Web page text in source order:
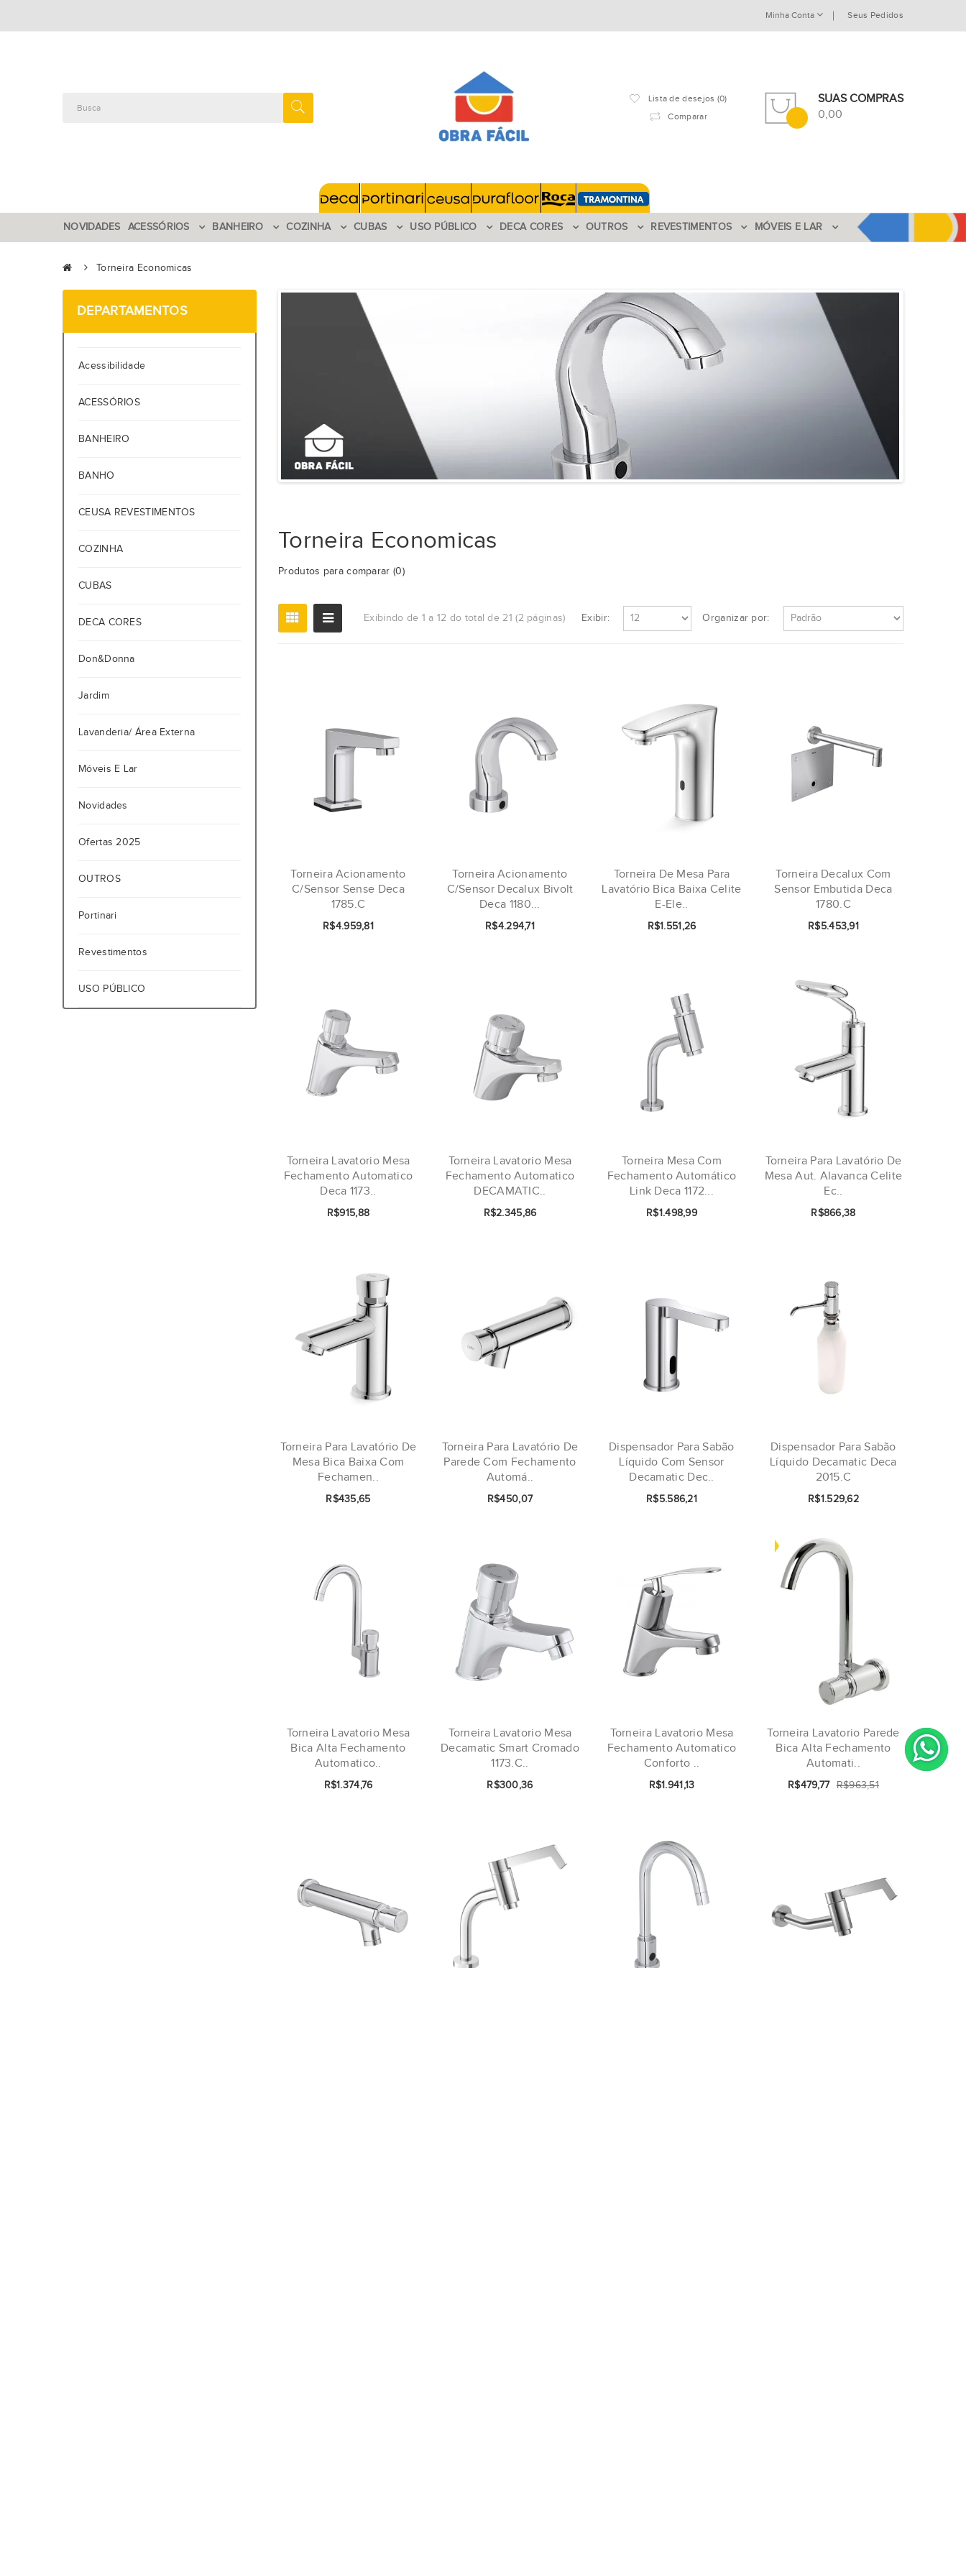
Minha Conta Seus Pedidos
Lista de desejos (0)
Comparar
SUAS COMPRAS
0,00
NOVIDADES ACESSÓRIOS BANHEIRO COZINHA CUBAS USO PÚBLICO DECA CORES OUTROS REVESTIMENTOS MÓVEIS E LAR
Torneira Economicas
DEPARTAMENTOS
Acessibilidade
ACESSÓRIOS
BANHEIRO
BANHO
CEUSA REVESTIMENTOS
COZINHA
CUBAS
DECA CORES
Don&Donna
Jardim
Lavanderia/ Área Externa
Móveis E Lar
Novidades
Ofertas 2025
OUTROS
Portinari
Revestimentos
USO PÚBLICO
Torneira Economicas
Produtos para comparar (0)
Exibindo de 1 a 12 do total de 21 (2 páginas) Organizar por:
Exibir:
Torneira Acionamento
C/Sensor Sense Deca
1785.C
R$4.959,81
Torneira Acionamento
C/Sensor Decalux Bivolt
Deca 1180...
R$4.294,71
Torneira De Mesa Para
Lavatório Bica Baixa Celite
E-Ele..
R$1.551,26
Torneira Decalux Com
Sensor Embutida Deca
1780.C
R$5.453,91
Torneira Lavatorio Mesa
Fechamento Automatico
Deca 1173..
R$915,88
Torneira Lavatorio Mesa
Fechamento Automatico
DECAMATIC..
R$2.345,86
Torneira Mesa Com
Fechamento Automático
Link Deca 1172...
R$1.498,99
Torneira Para Lavatório De
Mesa Aut. Alavanca Celite
Ec..
R$866,38
Torneira Para Lavatório De
Mesa Bica Baixa Com
Fechamen..
R$435,65
Torneira Para Lavatório De
Parede Com Fechamento
Automá..
R$450,07
Dispensador Para Sabão
Líquido Com Sensor
Decamatic Dec..
R$5.586,21
Dispensador Para Sabão
Líquido Decamatic Deca
2015.C
R$1.529,62
Torneira Lavatorio Mesa
Bica Alta Fechamento
Automatico..
R$1.374,76
Torneira Lavatorio Mesa
Decamatic Smart Cromado
1173.C..
R$300,36
Torneira Lavatorio Mesa
Fechamento Automatico
Conforto ..
R$1.941,13
Torneira Lavatorio Parede
Bica Alta Fechamento
Automati..
R$479,77 R$963,51